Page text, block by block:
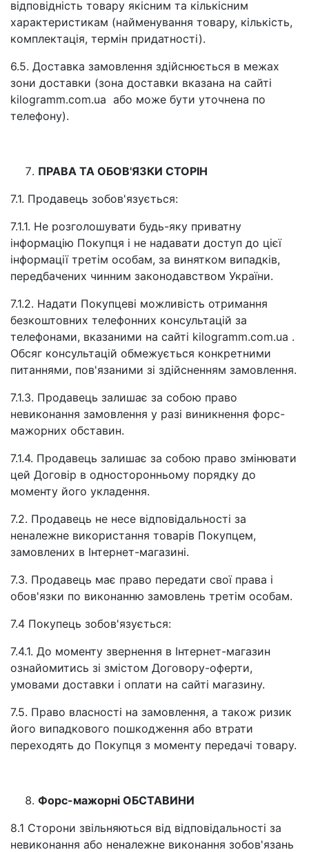
відповідність товару якісним та кількісним
характеристикам (найменування товару, кількість,
комплектація, термін придатності).
6.5. Доставка замовлення здійснюється в межах
зони доставки (зона доставки вказана на сайті
kilogramm.com.ua або може бути уточнена по
телефону).
ПРАВА ТА ОБОВ'ЯЗКИ СТОРІН
7.1. Продавець зобов'язується:
7.1.1. Не розголошувати будь-яку приватну
інформацію Покупця і не надавати доступ до цієї
інформації третім особам, за винятком випадків,
передбачених чинним законодавством України.
7.1.2. Надати Покупцеві можливість отримання
безкоштовних телефонних консультацій за
телефонами, вказаними на сайті kilogramm.com.ua .
Обсяг консультацій обмежується конкретними
питаннями, пов'язаними зі здійсненням замовлення.
7.1.3. Продавець залишає за собою право
невиконання замовлення у разі виникнення форс-
мажорних обставин.
7.1.4. Продавець залишає за собою право змінювати
цей Договір в односторонньому порядку до
моменту його укладення.
7.2. Продавець не несе відповідальності за
неналежне використання товарів Покупцем,
замовлених в Інтернет-магазині.
7.3. Продавець має право передати свої права і
обов'язки по виконанню замовлень третім особам.
7.4 Покупець зобов'язується:
7.4.1. До моменту звернення в Інтернет-магазин
ознайомитись зі змістом Договору-оферти,
умовами доставки і оплати на сайті магазину.
7.5. Право власності на замовлення, а також ризик
його випадкового пошкодження або втрати
переходять до Покупця з моменту передачі товару.
Форс-мажорні ОБСТАВИНИ
8.1 Сторони звільняються від відповідальності за
невиконання або неналежне виконання зобов'язань